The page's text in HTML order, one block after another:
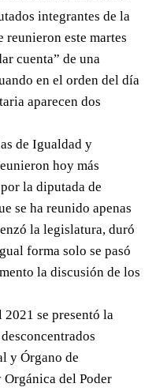
integrantes de la
este martes
cuenta” de una
en el orden del día
aparecen dos
de Igualdad y
hoy más
la diputada de
se ha reunido apenas
la legislatura, duró
forma solo se pasó
la discusión de los
2021 se presentó la
y Órgano de
del Poder